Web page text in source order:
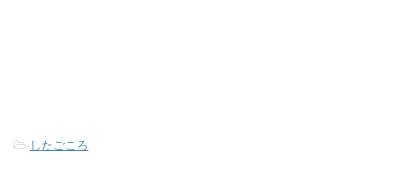
-したごころ